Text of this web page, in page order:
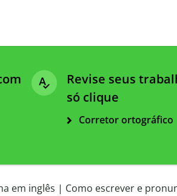
Revise seus
só clique
Corretor ortográfico
em inglês | Como escrever e